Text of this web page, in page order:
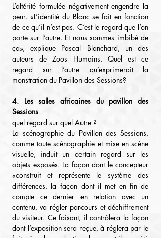
L’altérité formulée négativement engendre la
peur. «L’identité du Blanc se fait en fonction
de ce qu’il n’est pas. C’est le regard que l’on
porte sur l’autre. Et nous sommes imbibé de
ça», explique Pascal Blanchard, un des
auteurs de Zoos Humains. Quel est ce
regard sur l’autre qu’exprimerait la
monstration du Pavillon des Sessions?
4. Les salles africaines du pavillon des
Sessions
quel regard sur quel Autre ?
La scénographie du Pavillon des Sessions,
comme toute scénographie et mise en scène
visuelle, induit un certain regard sur les
objets exposés. La façon dont le concepteur
«construit et représente le système des
différences, la façon dont il met en fin de
compte ce dernier en relation avec un
contenu, va régler parcours et déchiffrement
du visiteur. Ce faisant, il contrôlera la façon
dont l’exposition sera reçue, à réglera par le